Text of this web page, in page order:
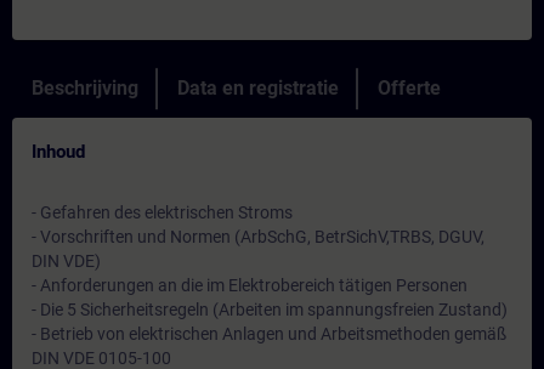
Beschrijving Data en registratie Offerte
Inhoud
- Gefahren des elektrischen Stroms
- Vorschriften und Normen (ArbSchG, BetrSichV,TRBS, DGUV,
DIN VDE)
- Anforderungen an die im Elektrobereich tätigen Personen
- Die 5 Sicherheitsregeln (Arbeiten im spannungsfreien Zustand)
- Betrieb von elektrischen Anlagen und Arbeitsmethoden gemäß
DIN VDE 0105-100